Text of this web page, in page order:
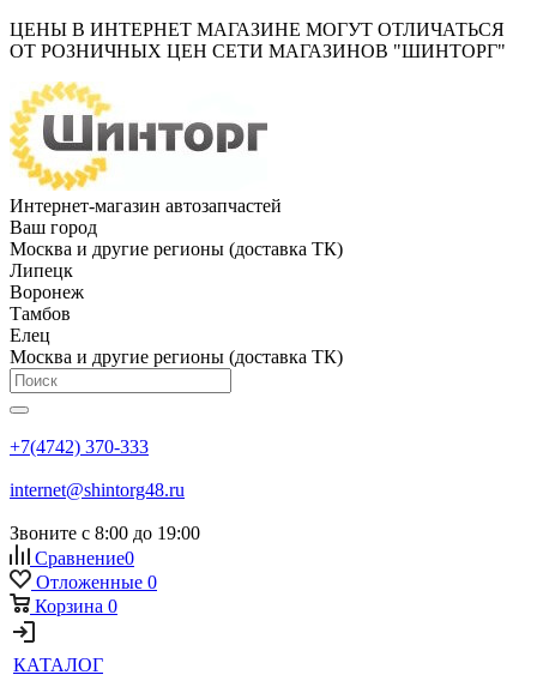
ЦЕНЫ В ИНТЕРНЕТ МАГАЗИНЕ МОГУТ ОТЛИЧАТЬСЯ
ОТ РОЗНИЧНЫХ ЦЕН СЕТИ МАГАЗИНОВ "ШИНТОРГ"
Интернет-магазин автозапчастей
Ваш город
Москва и другие регионы (доставка ТК)
Липецк
Воронеж
Тамбов
Елец
Москва и другие регионы (доставка ТК)
+7(4742) 370-333
internet@shintorg48.ru
Звоните с 8:00 до 19:00
Сравнение0
Отложенные 0
Корзина 0
КАТАЛОГ